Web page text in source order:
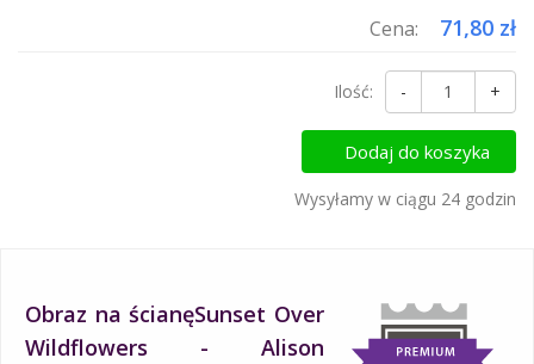
Cena: 71,80 zł
Dodaj do koszyka
Ilość: - +
Wysyłamy w ciągu 24 godzin
Obraz na ścianęSunset Over
Wildflowers - Alison